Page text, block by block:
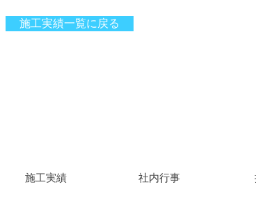
施工実績一覧に戻る
施工実績 社内行事